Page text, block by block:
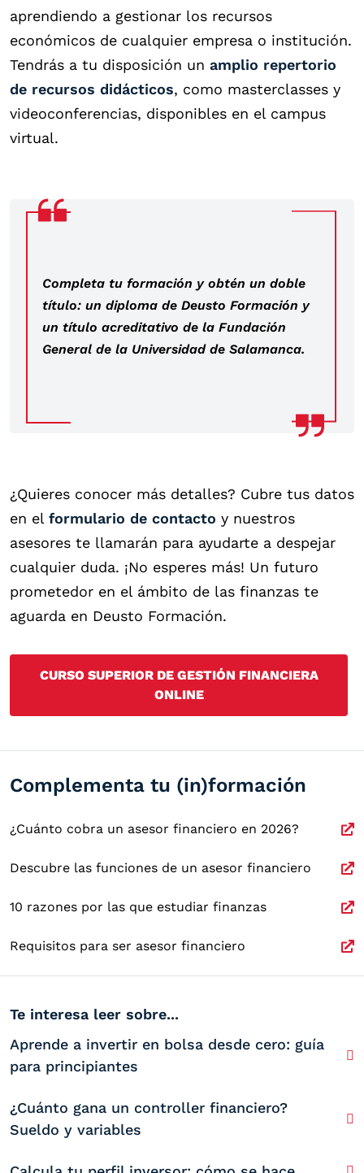
aprendiendo a gestionar los recursos
económicos de cualquier empresa o institución.
Tendrás a tu disposición un amplio repertorio
de recursos didácticos, como masterclasses y
videoconferencias, disponibles en el campus
virtual.
Completa tu formación y obtén un doble
título: un diploma de Deusto Formación y
un título acreditativo de la Fundación
General de la Universidad de Salamanca.
¿Quieres conocer más detalles? Cubre tus datos
en el formulario de contacto y nuestros
asesores te llamarán para ayudarte a despejar
cualquier duda. ¡No esperes más! Un futuro
prometedor en el ámbito de las finanzas te
aguarda en Deusto Formación.
CURSO SUPERIOR DE GESTIÓN FINANCIERA
ONLINE
Complementa tu (in)formación
¿Cuánto cobra un asesor financiero en 2026?
Descubre las funciones de un asesor financiero
10 razones por las que estudiar finanzas
Requisitos para ser asesor financiero
Te interesa leer sobre...
Aprende a invertir en bolsa desde cero: guía
para principiantes
¿Cuánto gana un controller financiero?
Sueldo y variables